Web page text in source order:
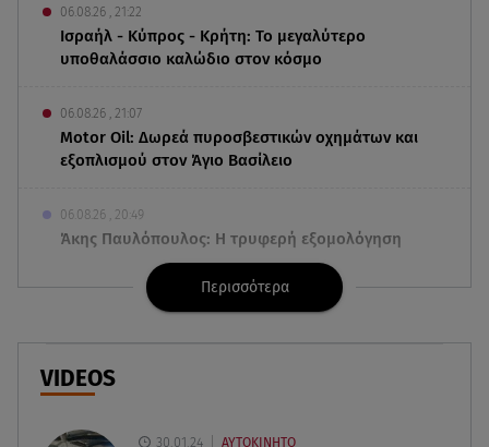
06.08.26 , 21:22
Ισραήλ - Κύπρος - Κρήτη: Το μεγαλύτερο
υποθαλάσσιο καλώδιο στον κόσμο
06.08.26 , 21:07
Motor Oil: Δωρεά πυροσβεστικών οχημάτων και
εξοπλισμού στον Άγιο Βασίλειο
06.08.26 , 20:49
Άκης Παυλόπουλος: Η τρυφερή εξομολόγηση
της συζύγου του, Ελένης Φωτοπούλου
Πώς επικοινωνούν τα ελικόπτερα στη φωτιά και
Αθηνά Οικονομάκου από την Μπόρα Μπόρα:
Περισσότερα
VIDEOS
30.01.24 ΑΥΤΟΚΙΝΗΤΟ